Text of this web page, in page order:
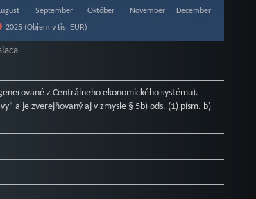
2025 (Objem v tis. EUR)
September Október November December
z Centrálneho ekonomického systému).
a je zverejňovaný aj v zmysle § 5b) ods. (1) písm. b)